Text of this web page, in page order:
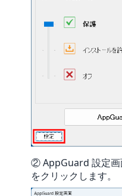
② AppGuard 設定画
をクリックします。